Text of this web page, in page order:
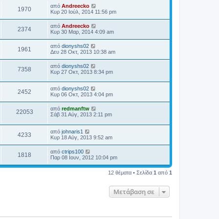
1970 από Andreecko
Κυρ 20 Ιούλ, 2014 11:56 pm
2374 από Andreecko
Κυρ 30 Μαρ, 2014 4:09 am
1961 από dionyshs02
Δευ 28 Οκτ, 2013 10:38 am
7358 από dionyshs02
Κυρ 27 Οκτ, 2013 8:34 pm
2452 από dionyshs02
Κυρ 06 Οκτ, 2013 4:04 pm
22053 από redmanftw
Σάβ 31 Αύγ, 2013 2:11 pm
4233 από johnaris1
Κυρ 18 Αύγ, 2013 9:52 am
1818 από ctrips100
Παρ 08 Ιουν, 2012 10:04 pm
12 θέματα • Σελίδα 1 από 1
Μετάβαση σε